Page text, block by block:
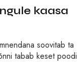
kaasa
soovitab ta
tabab keset poodi